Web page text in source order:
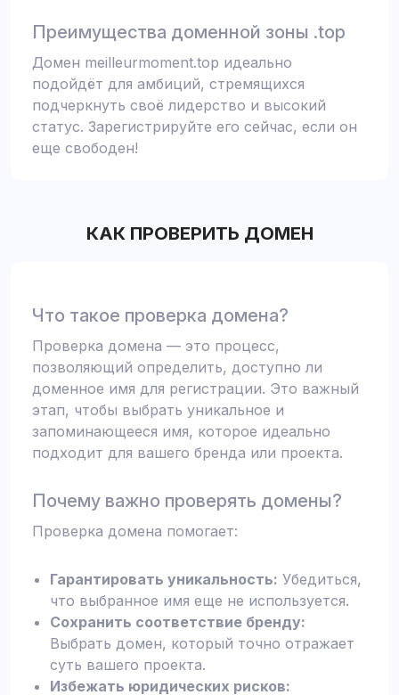
Преимущества доменной зоны .top
Домен meilleurmoment.top идеально
подойдёт для амбиций, стремящихся
подчеркнуть своё лидерство и высокий
статус. Зарегистрируйте его сейчас, если он
еще свободен!
КАК ПРОВЕРИТЬ ДОМЕН
Что такое проверка домена?
Проверка домена — это процесс,
позволяющий определить, доступно ли
доменное имя для регистрации. Это важный
этап, чтобы выбрать уникальное и
запоминающееся имя, которое идеально
подходит для вашего бренда или проекта.
Почему важно проверять домены?
Проверка домена помогает:
Гарантировать уникальность: Убедиться,
что выбранное имя еще не используется.
Сохранить соответствие бренду:
Выбрать домен, который точно отражает
суть вашего проекта.
Избежать юридических рисков: